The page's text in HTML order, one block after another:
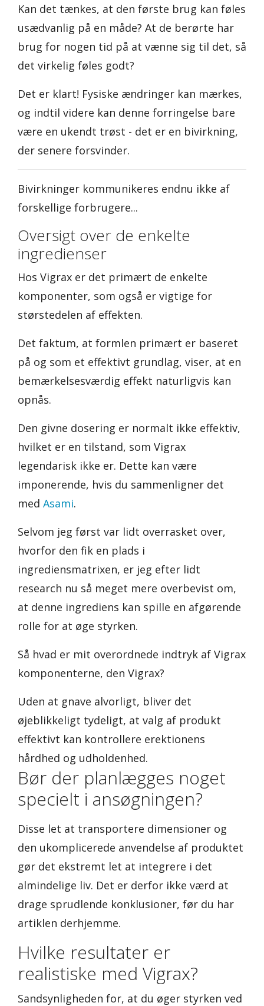
Kan det tænkes, at den første brug kan føles
usædvanlig på en måde? At de berørte har
brug for nogen tid på at vænne sig til det, så
det virkelig føles godt?
Det er klart! Fysiske ændringer kan mærkes,
og indtil videre kan denne forringelse bare
være en ukendt trøst - det er en bivirkning,
der senere forsvinder.
Bivirkninger kommunikeres endnu ikke af
forskellige forbrugere...
Oversigt over de enkelte
ingredienser
Hos Vigrax er det primært de enkelte
komponenter, som også er vigtige for
størstedelen af effekten.
Det faktum, at formlen primært er baseret
på og som et effektivt grundlag, viser, at en
bemærkelsesværdig effekt naturligvis kan
opnås.
Den givne dosering er normalt ikke effektiv,
hvilket er en tilstand, som Vigrax
legendarisk ikke er. Dette kan være
imponerende, hvis du sammenligner det
med Asami.
Selvom jeg først var lidt overrasket over,
hvorfor den fik en plads i
ingrediensmatrixen, er jeg efter lidt
research nu så meget mere overbevist om,
at denne ingrediens kan spille en afgørende
rolle for at øge styrken.
Så hvad er mit overordnede indtryk af Vigrax
komponenterne, den Vigrax?
Uden at gnave alvorligt, bliver det
øjeblikkeligt tydeligt, at valg af produkt
effektivt kan kontrollere erektionens
hårdhed og udholdenhed.
Bør der planlægges noget
specielt i ansøgningen?
Disse let at transportere dimensioner og
den ukomplicerede anvendelse af produktet
gør det ekstremt let at integrere i det
almindelige liv. Det er derfor ikke værd at
drage sprudlende konklusioner, før du har
artiklen derhjemme.
Hvilke resultater er
realistiske med Vigrax?
Sandsynligheden for, at du øger styrken ved